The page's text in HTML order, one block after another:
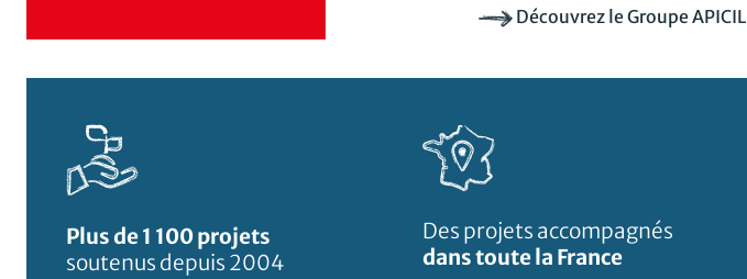
Découvrez le Groupe APICIL
Plus de 1 100 projets
soutenus depuis 2004
Des projets accompagnés
dans toute la France